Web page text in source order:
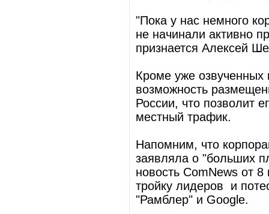
"Пока у нас немного
не начинали активно
признается Алексей
Кроме уже озвученных
возможность
России, что позволит
местный трафик.
Напомним, что
заявляла о "больших
новость ComNews от
тройку лидеров и
"Рамблер" и Google.